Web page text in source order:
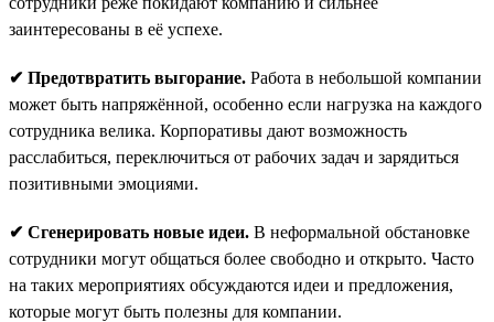
заинтересованы в её успехе.
✔ Предотвратить выгорание. Работа в небольшой компании
может быть напряжённой, особенно если нагрузка на каждого
сотрудника велика. Корпоративы дают возможность
расслабиться, переключиться от рабочих задач и зарядиться
позитивными эмоциями.
✔ Сгенерировать новые идеи. В неформальной обстановке
сотрудники могут общаться более свободно и открыто. Часто
на таких мероприятиях обсуждаются идеи и предложения,
которые могут быть полезны для компании.